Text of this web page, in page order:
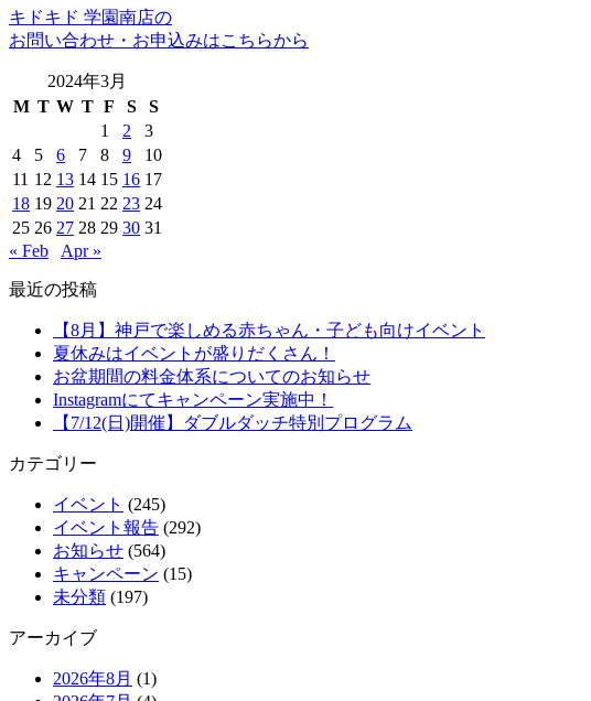
キドキド 学園南店の
お問い合わせ・お申込みはこちらから
2024年3月
M T W T F S
S
1
2
3
4
5 6 7 8 9
10
11 12 13 14 15 16 17
18 19 20 21 22 23 24
25 26 27 28 29 30 31
« Feb
Apr »
最近の投稿
【8月】神戸で楽しめる赤ちゃん・子ども向けイベント
夏休みはイベントが盛りだくさん！
お盆期間の料金体系についてのお知らせ
Instagramにてキャンペーン実施中！
【7/12(日)開催】ダブルダッチ特別プログラム
カテゴリー
イベント (245)
イベント報告 (292)
お知らせ (564)
キャンペーン (15)
未分類 (197)
アーカイブ
2026年8月 (1)